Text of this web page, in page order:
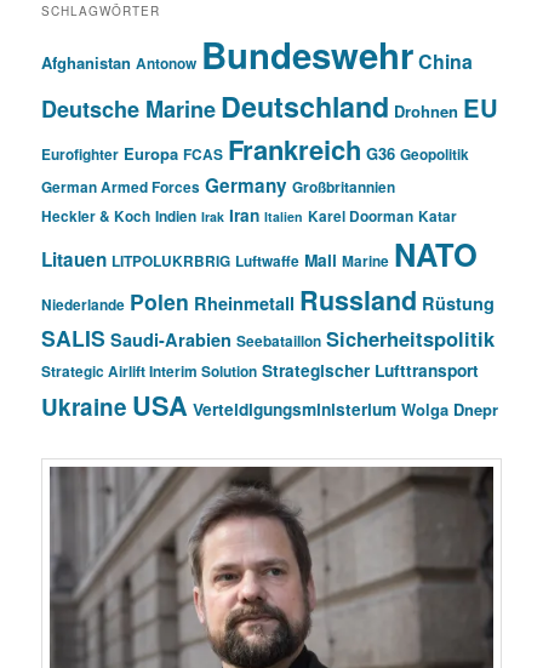
SCHLAGWÖRTER
Afghanistan Antonow BundeswehrChina
Deutsche MarineDeutschland Drohnen EU
Eurofighter Europa FCAS Frankreich G36 Geopolitik
German Armed Forces Germany Großbritannien
Heckler & Koch Indien Irak Iran Italien Karel Doorman Katar
Litauen LITPOLUKRBRIG Luftwaffe Mali Marine NATO
Niederlande Polen Rheinmetall Russland Rüstung
SALIS Saudi-Arabien Seebataillon Sicherheitspolitik
Strategic Airlift Interim Solution Strategischer Lufttransport
Ukraine USA Verteidigungsministerium Wolga Dnepr